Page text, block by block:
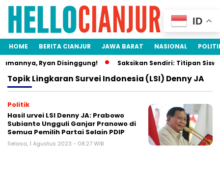
HOME BERITA CIANJUR JAWA BARAT NASIONAL
Ryan Disinggung!
Saksikan Sendiri: Titipan
TopikLingkaran Survei Indonesia (LSI) Denny JA
Politik
Hasil urvei LSI Denny JA: Prabowo
Subianto Ungguli Ganjar Pranowo di
Semua Pemilih Partai Selain PDIP
Selasa, 1 Agustus 2023 - 08:27 WIB
ID